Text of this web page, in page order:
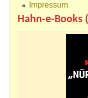
Impressum
Hahn-e-Books